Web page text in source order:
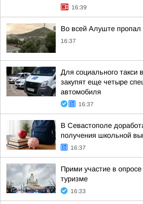
16:39
Во всей Алуште пропал
16:37
Для социального такси
закупят еще четыре
автомобиля
16:37
В Севастополе
получения школьной
16:37
Прими участие в
туризме
16:33